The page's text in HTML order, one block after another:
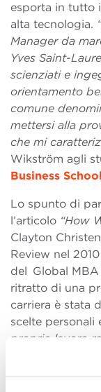
esporta in tutto
alta tecnologia.
Manager da
Yves Saint-
scienziati e
orientamento
comune
mettersi alla
che mi
Wikström agli
Business School
Lo spunto di
l’articolo “How
Clayton
Review nel
del Global MBA
ritratto di una
carriera è stata
scelte personali
proprio lavoro
grande per me